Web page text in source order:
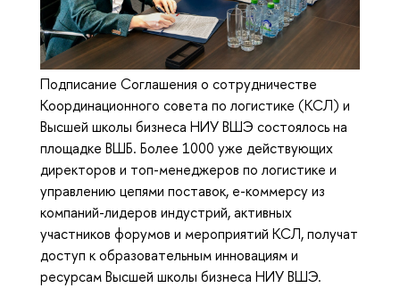
Подписание Соглашения о сотрудничестве
Координационного совета по логистике (КСЛ) и
Высшей школы бизнеса НИУ ВШЭ состоялось на
площадке ВШБ. Более 1000 уже действующих
директоров и топ-менеджеров по логистике и
управлению цепями поставок, е-коммерсу из
компаний-лидеров индустрий, активных
участников форумов и мероприятий КСЛ, получат
доступ к образовательным инновациям и
ресурсам Высшей школы бизнеса НИУ ВШЭ.